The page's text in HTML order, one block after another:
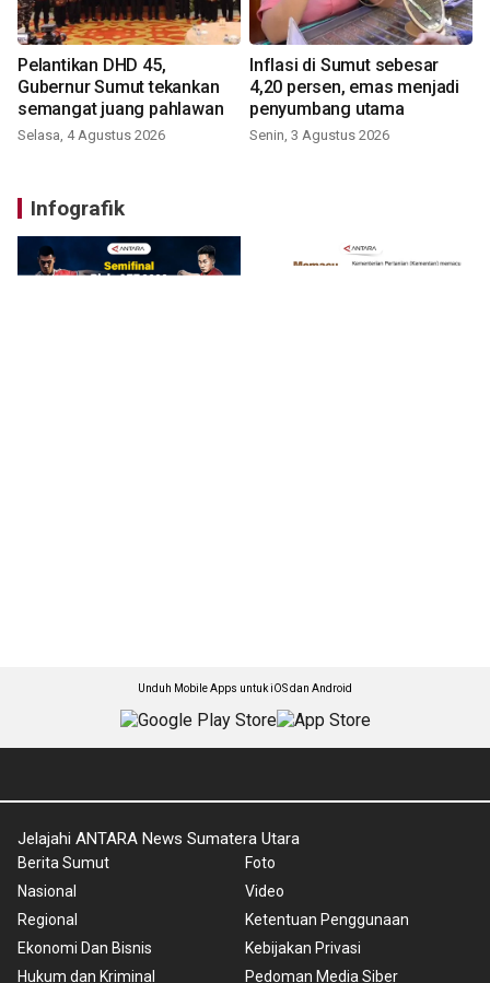
Pelantikan DHD 45,
Gubernur Sumut tekankan
semangat juang pahlawan
Selasa, 4 Agustus 2026
Inflasi di Sumut sebesar
4,20 persen, emas menjadi
penyumbang utama
Senin, 3 Agustus 2026
Infografik
Unduh Mobile Apps untuk iOS dan Android
Jelajahi ANTARA News Sumatera Utara
Berita Sumut
Nasional
Regional
Ekonomi Dan Bisnis
Hukum dan Kriminal
Foto
Video
Ketentuan Penggunaan
Kebijakan Privasi
Pedoman Media Siber